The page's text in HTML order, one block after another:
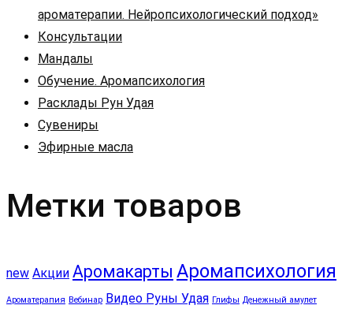
ароматерапии. Нейропсихологический подход»
Консультации
Мандалы
Обучение. Аромапсихология
Расклады Рун Удая
Сувениры
Эфирные масла
Метки товаров
new Акции Аромакарты Аромапсихология
Ароматерапия Вебинар Видео Руны Удая Глифы Денежный амулет